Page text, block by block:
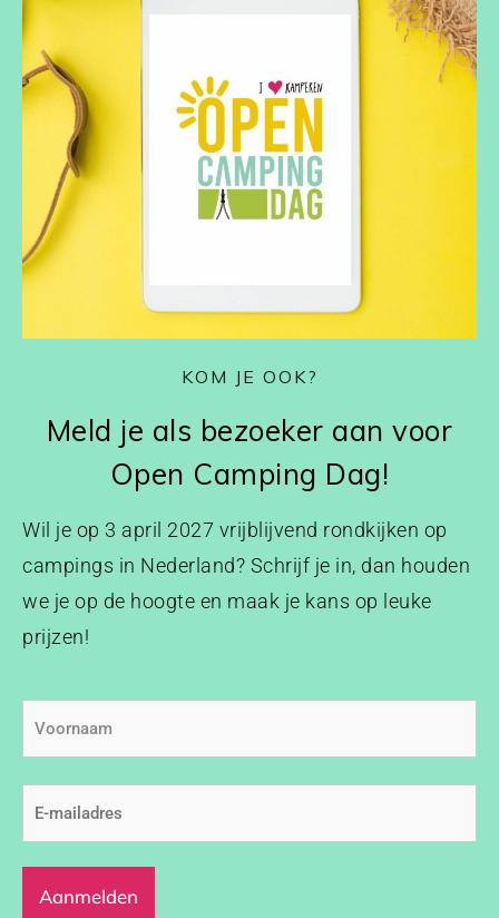
KOM JE OOK?
Meld je als bezoeker aan voor
Open Camping Dag!
Wil je op 3 april 2027 vrijblijvend rondkijken op
campings in Nederland? Schrijf je in, dan houden
we je op de hoogte en maak je kans op leuke
prijzen!
Voornaam
E-
mailadres